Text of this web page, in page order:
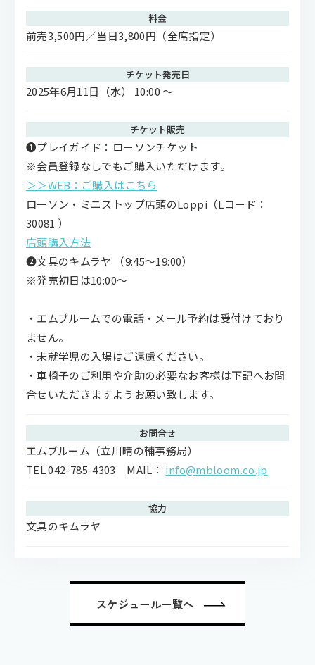
料金
前売3,500円／当日3,800円（全席指定）
チケット発売日
2025年6月11日（水） 10:00 〜
チケット販売
❶プレイガイド：ローソンチケット
※会員登録なしでもご購入いただけます。
＞＞WEB：ご購入はこちら
ローソン・ミニストップ店頭のLoppi（Lコード：
30081 ）
店頭購入方法
❷文具のキムラヤ （9:45～19:00）
※発売初⽇は10:00〜
・エムブルームでの電話・メール予約は受付けており
ません​​。
・未就学児の入場はご遠慮ください。
・車椅子のご利用や介助の必要なお客様は下記へお問
合せいただきますようお願い致します。
お問合せ
エムブルーム（立川晴の輔事務局）
TEL 042-785-4303 MAIL： info@mbloom.co.jp
協⼒
⽂具のキムラヤ
スケジュール一覧へ